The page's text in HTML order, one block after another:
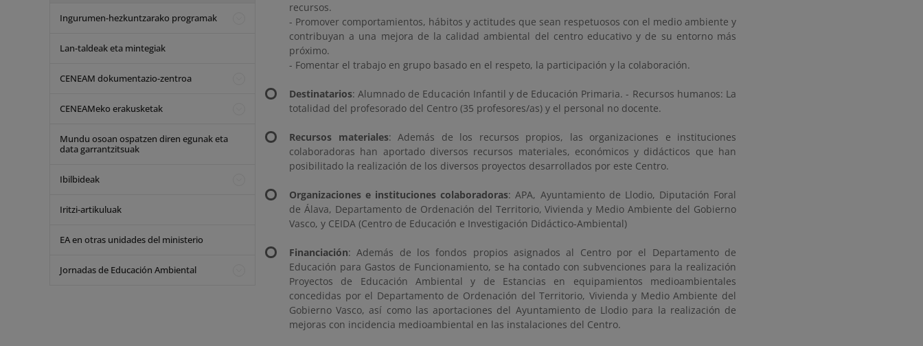
Ingurumen-hezkuntzarako programak
Lan-taldeak eta mintegiak
CENEAM dokumentazio-zentroa
CENEAMeko erakusketak
Mundu osoan ospatzen diren egunak eta
data garrantzitsuak
Ibilbideak
Iritzi-artikuluak
EA en otras unidades del ministerio
Jornadas de Educación Ambiental
recursos.
- Promover comportamientos, hábitos y actitudes que sean respetuosos con el medio ambiente y
contribuyan a una mejora de la calidad ambiental del centro educativo y de su entorno más
próximo.
- Fomentar el trabajo en grupo basado en el respeto, la participación y la colaboración.
Destinatarios: Alumnado de Educación Infantil y de Educación Primaria. - Recursos humanos: La
totalidad del profesorado del Centro (35 profesores/as) y el personal no docente.
Recursos materiales: Además de los recursos propios, las organizaciones e instituciones
colaboradoras han aportado diversos recursos materiales, económicos y didácticos que han
posibilitado la realización de los diversos proyectos desarrollados por este Centro.
Organizaciones e instituciones colaboradoras: APA, Ayuntamiento de Llodio, Diputación Foral
de Álava, Departamento de Ordenación del Territorio, Vivienda y Medio Ambiente del Gobierno
Vasco, y CEIDA (Centro de Educación e Investigación Didáctico-Ambiental)
Financiación: Además de los fondos propios asignados al Centro por el Departamento de
Educación para Gastos de Funcionamiento, se ha contado con subvenciones para la realización
Proyectos de Educación Ambiental y de Estancias en equipamientos medioambientales
concedidas por el Departamento de Ordenación del Territorio, Vivienda y Medio Ambiente del
Gobierno Vasco, así como las aportaciones del Ayuntamiento de Llodio para la realización de
mejoras con incidencia medioambiental en las instalaciones del Centro.